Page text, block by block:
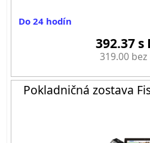
Do 24 hodín
392.37 s
319.00 bez
Pokladničná zostava